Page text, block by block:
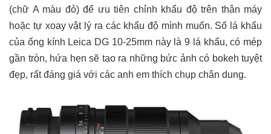
(chữ A màu đỏ) để ưu tiên chỉnh khẩu độ trên thân máy
hoặc tự xoay vật lý ra các khẩu độ mình muốn. Số lá khẩu
của ống kính Leica DG 10-25mm này là 9 lá khẩu, có mép
gần tròn, hứa hẹn sẽ tạo ra những bức ảnh có bokeh tuyệt
đẹp, rất đáng giá với các anh em thích chụp chân dung.